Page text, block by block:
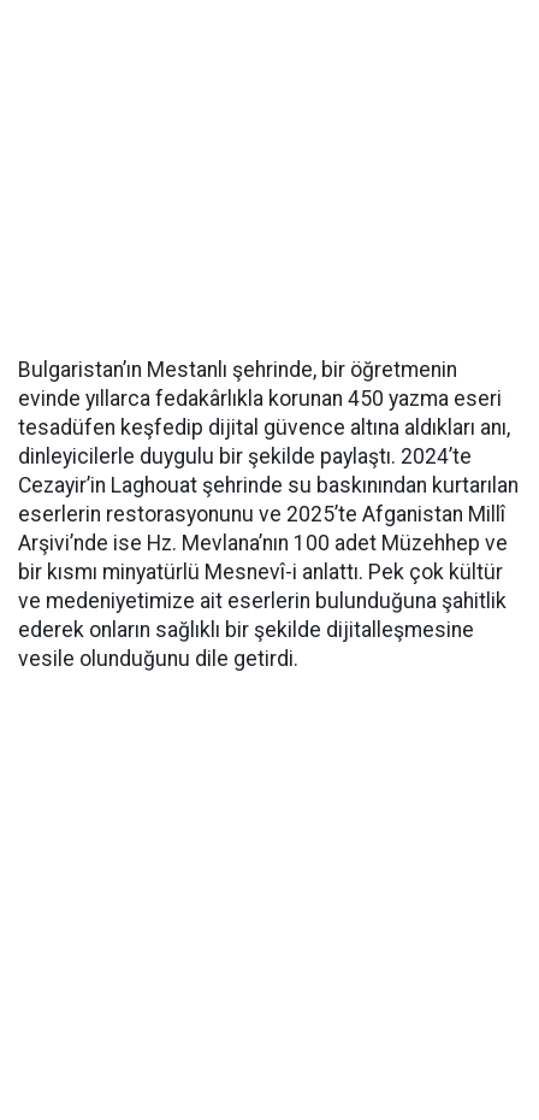
Bulgaristan’ın Mestanlı şehrinde, bir öğretmenin
evinde yıllarca fedakârlıkla korunan 450 yazma eseri
tesadüfen keşfedip dijital güvence altına aldıkları anı,
dinleyicilerle duygulu bir şekilde paylaştı. 2024’te
Cezayir’in Laghouat şehrinde su baskınından kurtarılan
eserlerin restorasyonunu ve 2025’te Afganistan Millî
Arşivi’nde ise Hz. Mevlana’nın 100 adet Müzehhep ve
bir kısmı minyatürlü Mesnevî-i anlattı. Pek çok kültür
ve medeniyetimize ait eserlerin bulunduğuna şahitlik
ederek onların sağlıklı bir şekilde dijitalleşmesine
vesile olunduğunu dile getirdi.